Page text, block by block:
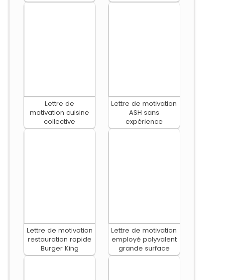
Lettre de
motivation cuisine
collective
Lettre de motivation
ASH sans
expérience
Lettre de motivation
restauration rapide
Burger King
Lettre de motivation
employé polyvalent
grande surface